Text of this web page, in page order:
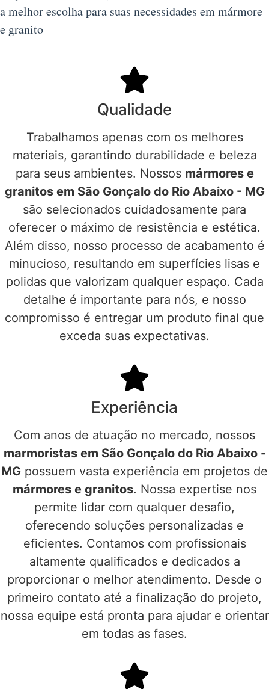
a melhor escolha para suas necessidades em mármore
e granito
Qualidade
Trabalhamos apenas com os melhores
materiais, garantindo durabilidade e beleza
para seus ambientes. Nossos mármores e
granitos em São Gonçalo do Rio Abaixo - MG
são selecionados cuidadosamente para
oferecer o máximo de resistência e estética.
Além disso, nosso processo de acabamento é
minucioso, resultando em superfícies lisas e
polidas que valorizam qualquer espaço. Cada
detalhe é importante para nós, e nosso
compromisso é entregar um produto final que
exceda suas expectativas.
Experiência
Com anos de atuação no mercado, nossos
marmoristas em São Gonçalo do Rio Abaixo -
MG possuem vasta experiência em projetos de
mármores e granitos. Nossa expertise nos
permite lidar com qualquer desafio,
oferecendo soluções personalizadas e
eficientes. Contamos com profissionais
altamente qualificados e dedicados a
proporcionar o melhor atendimento. Desde o
primeiro contato até a finalização do projeto,
nossa equipe está pronta para ajudar e orientar
em todas as fases.